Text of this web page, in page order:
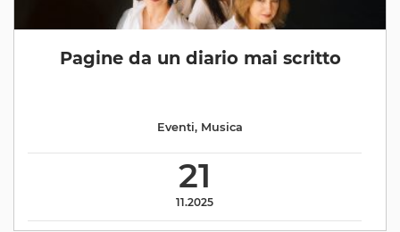
Pagine da un diario mai scritto
21
11.2025
Eventi, Musica